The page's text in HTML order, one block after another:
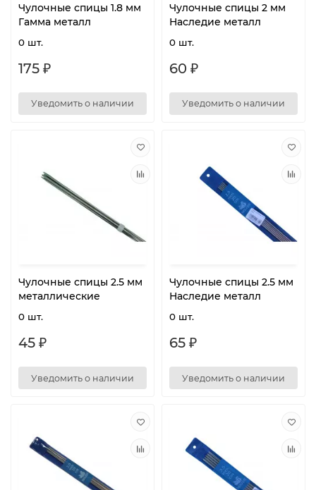
Чулочные спицы 1.8 мм
Гамма металл
0 шт.
175 ₽
Уведомить о наличии
Чулочные спицы 2 мм
Наследие металл
0 шт.
60 ₽
Уведомить о наличии
Чулочные спицы 2.5 мм
металлические
0 шт.
45 ₽
Уведомить о наличии
Чулочные спицы 2.5 мм
Наследие металл
0 шт.
65 ₽
Уведомить о наличии